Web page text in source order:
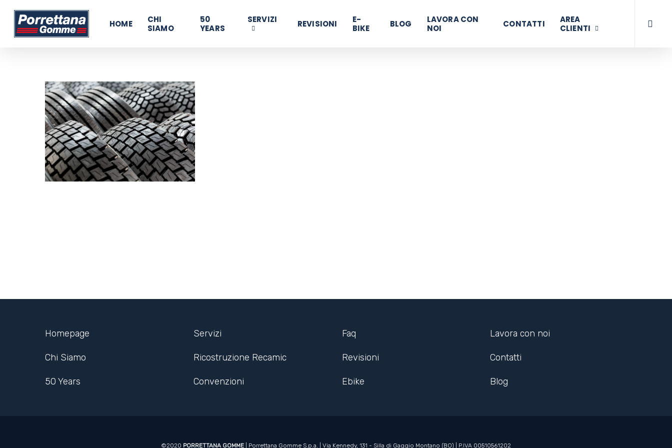
main
HOME
CHI
SIAMO
50
YEARS
SERVIZI REVISIONI
E-
BIKE
BLOG
LAVORA CON
NOI
CONTATTI
AREA
CLIENTI
Homepage
Chi Siamo
50 Years
Servizi
Ricostruzione Recamic
Convenzioni
Faq
Revisioni
Ebike
Lavora con noi
Contatti
Blog
©2020 PORRETTANA GOMME| Porrettana Gomme S.p.a. | Via Kennedy, 131 - Silla di Gaggio Montano (BO) | P.IVA 00510561202